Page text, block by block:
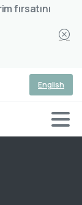
fırsatını
English